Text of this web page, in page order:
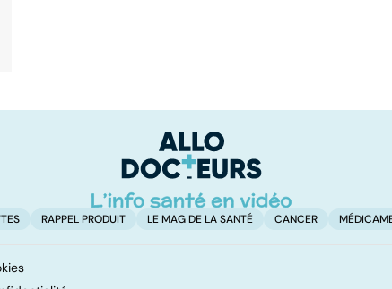
RAPPEL PRODUIT LE MAG DE LA SANTÉ CANCER